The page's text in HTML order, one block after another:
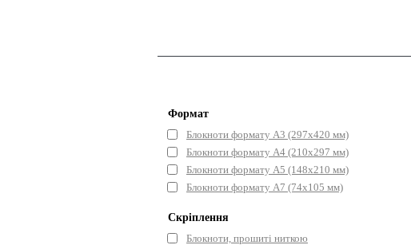
Формат
Блокноти формату А3 (297x420 мм)
Блокноти формату А4 (210x297 мм)
Блокноти формату А5 (148x210 мм)
Блокноти формату А7 (74x105 мм)
Скріплення
Блокноти, прошиті ниткою